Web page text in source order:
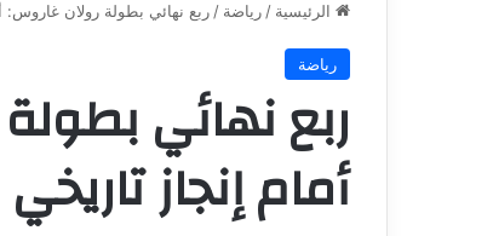
الرئيسية / رياضة / ربع نهائي بطولة رولان غاروس:
رياضة
ربع نهائي
أمام إنجاز